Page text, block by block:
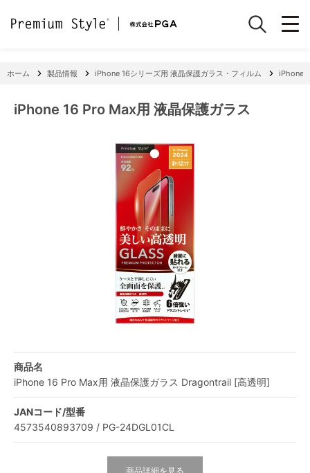
ホーム 製品情報 iPhone 16シリーズ用 液晶保護ガラス・フィルム iPhone
iPhone 16 Pro Max用 液晶保護ガラス
商品名
iPhone 16 Pro Max用 液晶保護ガラス Dragontrail [高透明]
JANコード/型番
4573540893709 / PG-24DGL01CL
商品詳細を見る